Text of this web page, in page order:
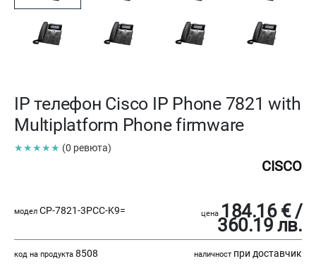
IP телефон Cisco IP Phone 7821 with
Multiplatform Phone firmware
★★★★★ (0 ревюта)
CISCO
модел CP-7821-3PCC-K9= цена 184.16 € /
360.19 лв.
код на продукта 8508 наличност при доставчик